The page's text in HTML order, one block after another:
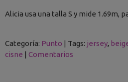
Alicia usa una talla S y mide 1.69m,
Categoría: Punto | Tags: jersey
cisne | Comentarios